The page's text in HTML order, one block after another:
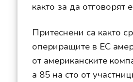
както за да отговорят
Притеснени са както
опериращите в ЕС
от американските
a 85 на сто от